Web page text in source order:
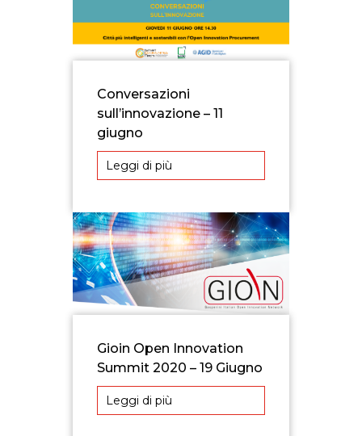
Conversazioni
sull’innovazione – 11
giugno
Leggi di più
Gioin Open Innovation
Summit 2020 – 19 Giugno
Leggi di più